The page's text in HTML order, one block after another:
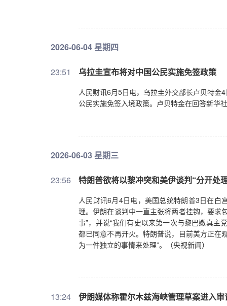
2026-06-04 星期四
23:51 乌拉圭宣布将对中国公民实施免签政策
人民财讯6月5日电，乌拉圭外交部长卢贝特金
公民实施免签入境政策。卢贝特金在回答新华
2026-06-03 星期三
23:56 特朗普欲将以黎冲突和美伊谈判“分开处
人民财讯6月4日电，美国总统特朗普3日在白
理。伊朗在谈判中一直主张将两者挂钩，要求
事”，并说“我们有史以来第一次与黎巴嫩真主
都已同意不再开火。特朗普说，目前美方正在
为一件独立的事情来处理”。（央视新闻）
13:24 伊朗媒体称霍尔木兹海峡管理草案进入审